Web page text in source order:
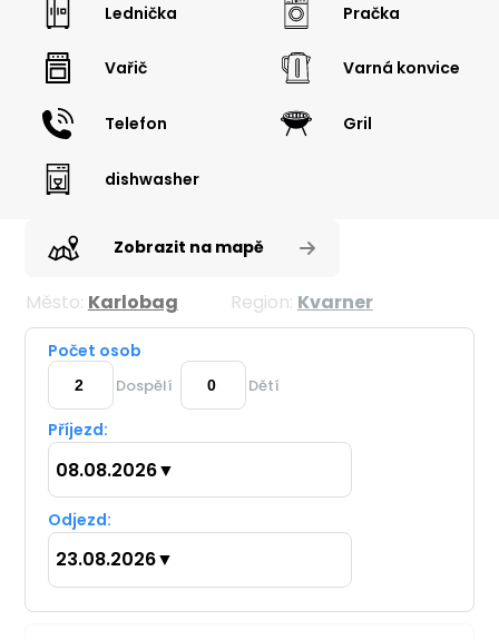
Lednička Pračka
Vařič Varná konvice
Telefon Gril
dishwasher
Zobrazit na mapě
Město: Karlobag Region: Kvarner
Počet osob
Dospělí Dětí
Příjezd:
08.08.2026▼
Odjezd:
23.08.2026▼